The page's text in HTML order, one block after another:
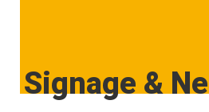
Signage &